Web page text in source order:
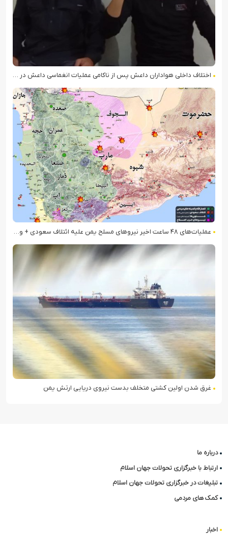
اختلاف داخلی هواداران داعش پس از ناکامی عملیات انغماسی داعش در رقه
عملیات‌های ۴۸ ساعت اخیر نیروهای مسلح یمن علیه ائتلاف سعودی + ویدیو
غرق شدن اولین کشتی متخلف بدست نیروی دریایی ارتش یمن
درباره ما
ارتباط با خبرگزاری تحولات جهان اسلام
تبلیغات در خبرگزاری تحولات جهان اسلام
کمک های مردمی
اخبار